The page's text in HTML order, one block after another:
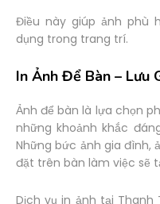
Điều này giúp ảnh phù
dụng trong trang trí.
In Ảnh Để Bàn – Lưu
Ảnh để bàn là lựa chọn
những khoảnh khắc
Những bức ảnh gia đình,
đặt trên bàn làm việc sẽ
Dịch vụ in ảnh tại Thanh